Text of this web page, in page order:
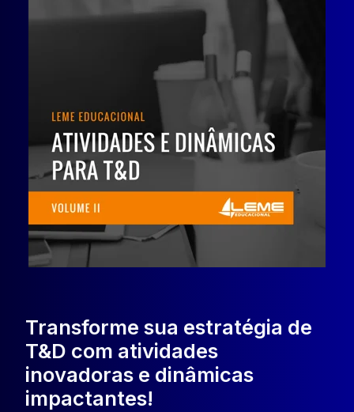
Transforme sua estratégia de
T&D com atividades
inovadoras e dinâmicas
impactantes!